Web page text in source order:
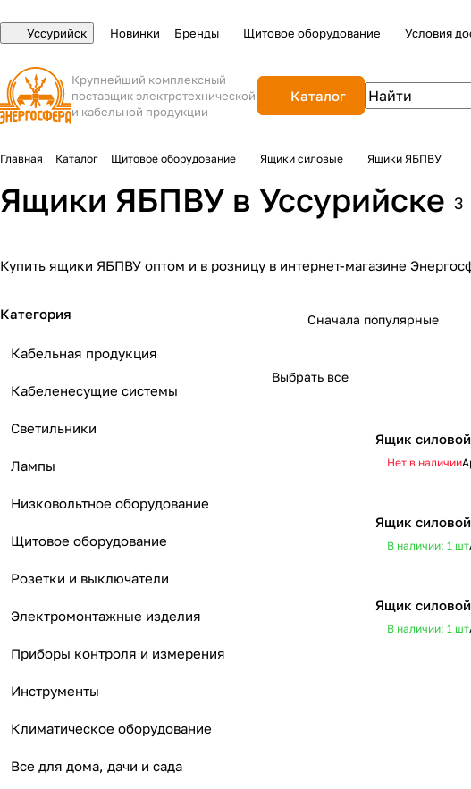
Уссурийск Новинки Бренды Щитовое оборудование Условия
Крупнейший комплексный
поставщик электротехнической
и кабельной продукции
Каталог
Главная Каталог Щитовое оборудование Ящики силовые Ящики ЯБПВУ
Ящики ЯБПВУ в Уссурийске 3
Купить ящики ЯБПВУ оптом и в розницу в интернет-магазине
Сначала популярные
Выбрать все
Ящик
Нет в наличии
Ящик
В наличии: 1 шт
Ящик
В наличии: 1 шт
Категория
Кабельная продукция
Кабеленесущие системы
Светильники
Лампы
Низковольтное оборудование
Щитовое оборудование
Розетки и выключатели
Электромонтажные изделия
Приборы контроля и измерения
Инструменты
Климатическое оборудование
Все для дома, дачи и сада